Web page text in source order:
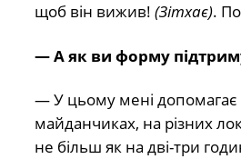
щоб він вижив! (Зітхає).
— А як ви форму
— У цьому мені допомагає
майданчиках, на різних
не більш як на дві-три